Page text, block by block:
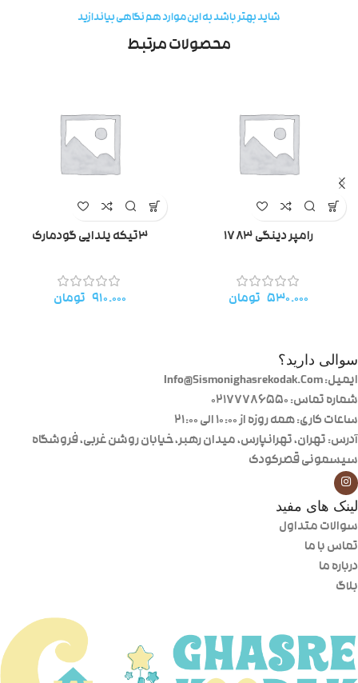
شاید بهتر باشد به این موارد هم نگاهی بیاندازید
محصولات مرتبط
رامپر دینگی ۱۷۸۳
۵۳۰.۰۰۰ تومان
۳تیکه یلدایی گودمارک
۹۱۰.۰۰۰ تومان
سوالی دارید؟
ایمیل: Info@Sismonighasrekodak.Com
شماره تماس: 02177786550
ساعات کاری: همه روزه از ۱۰:۰۰ الی ۲۱:۰۰
آدرس: تهران، تهرانپارس، میدان رهبر، خیابان روشن غربی، فروشگاه
سیسمونی قصرکودک
لینک های مفید
سوالات متداول
تماس با ما
درباره ما
بلاگ